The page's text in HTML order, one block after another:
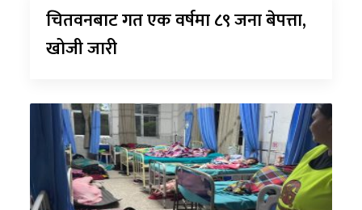
चितवनबाट गत एक वर्षमा ८९ जना बेपत्ता,
खोजी जारी